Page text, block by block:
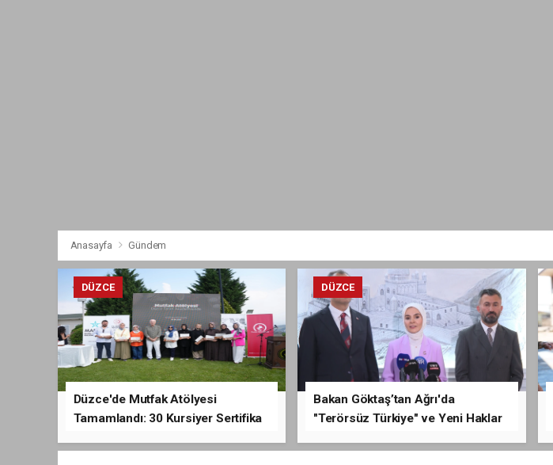
Anasayfa Gündem
DÜZCE
Düzce'de Mutfak Atölyesi
Tamamlandı: 30 Kursiyer Sertifika
DÜZCE
Bakan Göktaş’tan Ağrı'da
"Terörsüz Türkiye" ve Yeni Haklar